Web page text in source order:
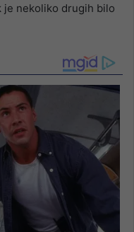
je nekoliko drugih bilo